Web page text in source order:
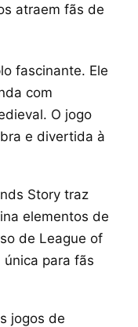
atraem fãs de
fascinante. Ele
com
O jogo
e divertida à
Story traz
elementos de
de League of
única para fãs
jogos de